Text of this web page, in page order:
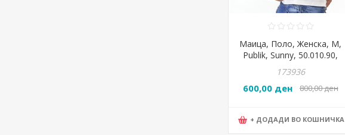
Маица, Поло, Женска, М,
Publik, Sunny, 50.010.90,
173936
600,00 ден 800,00 ден
+ ДОДАДИ ВО КОШНИЧКА